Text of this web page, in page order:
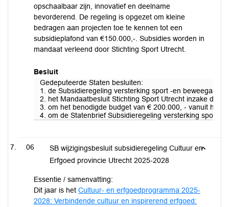
opschaalbaar zijn, innovatief en deelname
bevorderend. De regeling is opgezet om kleine
bedragen aan projecten toe te kennen tot een
subsidieplafond van €150.000,-. Subsidies worden in
mandaat verleend door Stichting Sport Utrecht.
Besluit
Gedeputeerde Staten besluiten:
1. de Subsidieregeling versterking sport -en
2. het Mandaatbesluit Stichting Sport Utrecht inzake de
3. om het benodigde budget van € 200.000, - vanuit het
4. om de Statenbrief Subsidieregeling versterking sport -
06
SB wijzigingsbesluit subsidieregeling Cultuur en
Erfgoed provincie Utrecht 2025-2028
Essentie / samenvatting:
Dit jaar is het Cultuur- en erfgoedprogramma 2025-
2028: Verbindende cultuur en inspirerend erfgoed: